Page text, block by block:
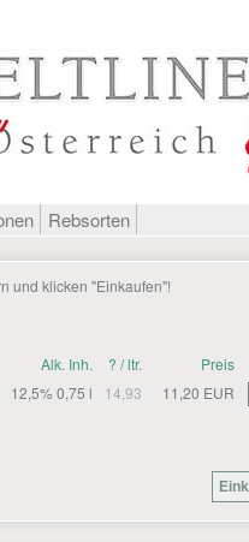
Rebsorten
und klicken "Einkaufen"!
Alk. Inh. ? / ltr. Preis
12,5% 0,75 l 14,93 11,20 EUR